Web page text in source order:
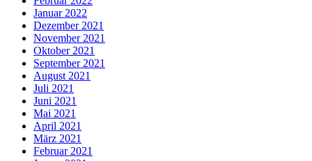
Januar 2022
Dezember 2021
November 2021
Oktober 2021
September 2021
August 2021
Juli 2021
Juni 2021
Mai 2021
April 2021
März 2021
Februar 2021